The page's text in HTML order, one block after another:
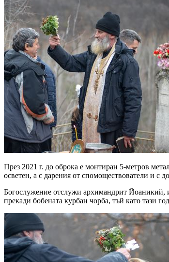
През 2021 г. до оброка е монтиран 5-метров
осветен, а с дарения от спомоществователи и с
Богослужение отслужи архимандрит Йоаникий,
прекади бобената курбан чорба, тъй като тази